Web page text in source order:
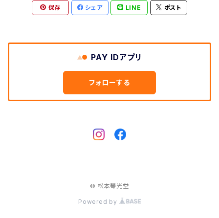
つや布巾
保存 シェア LINE ポスト
PAY IDアプリ
フォローする
© 松本琴光堂
Powered by